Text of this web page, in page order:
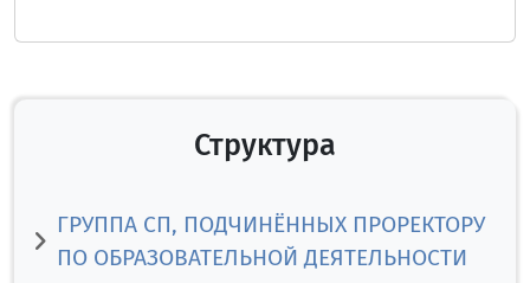
Структура
ГРУППА СП, ПОДЧИНЁННЫХ ПРОРЕКТОРУ
ПО ОБРАЗОВАТЕЛЬНОЙ ДЕЯТЕЛЬНОСТИ